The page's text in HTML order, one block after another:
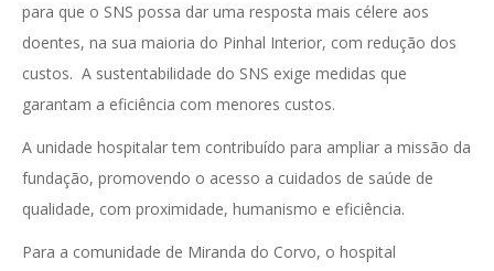
para que o SNS possa dar uma resposta mais célere aos
doentes, na sua maioria do Pinhal Interior, com redução dos
custos. A sustentabilidade do SNS exige medidas que
garantam a eficiência com menores custos.
A unidade hospitalar tem contribuído para ampliar a missão da
fundação, promovendo o acesso a cuidados de saúde de
qualidade, com proximidade, humanismo e eficiência.
Para a comunidade de Miranda do Corvo, o hospital